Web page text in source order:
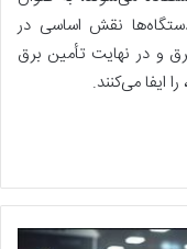
نقش اساسی در
و در نهایت تأمین برق
ایفا می‌کنند.